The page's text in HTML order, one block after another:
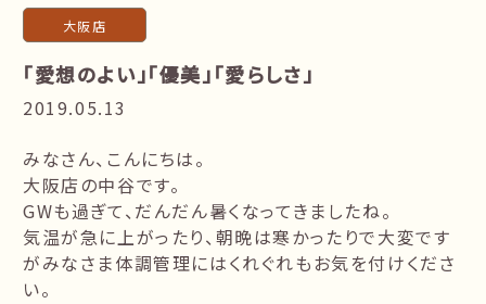
大阪店
「愛想のよい」「優美」「愛らしさ」
2019.05.13
みなさん、こんにちは。
大阪店の中谷です。
GWも過ぎて、だんだん暑くなってきましたね。
気温が急に上がったり、朝晩は寒かったりで大変です
がみなさま体調管理にはくれぐれもお気を付けくださ
い。